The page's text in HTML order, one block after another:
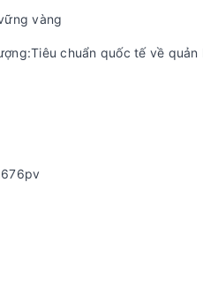
vàng
chuẩn quốc tế về